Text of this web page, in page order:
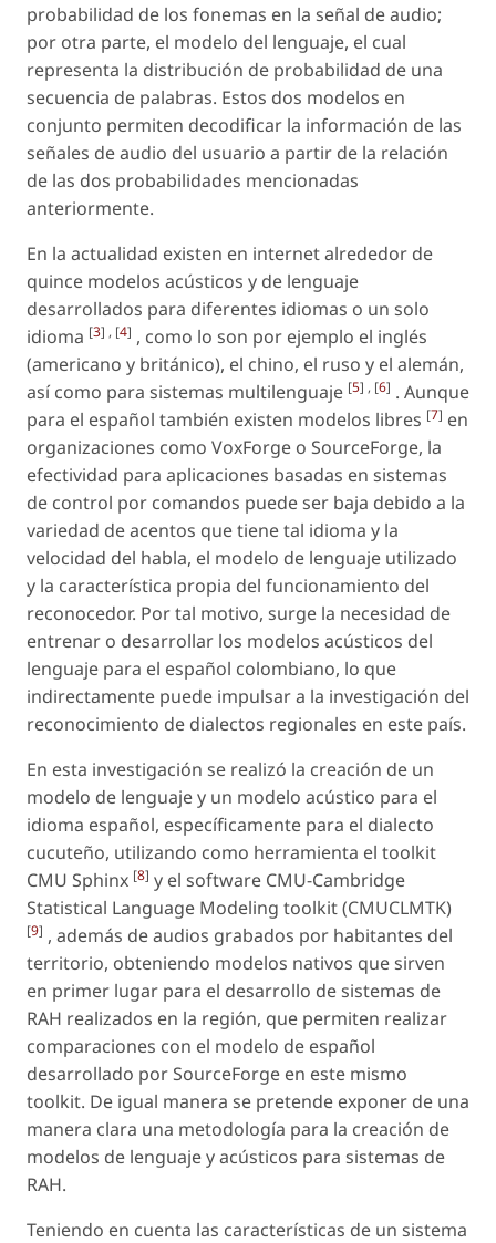
probabilidad de los fonemas en la señal de audio;
por otra parte, el modelo del lenguaje, el cual
representa la distribución de probabilidad de una
secuencia de palabras. Estos dos modelos en
conjunto permiten decodificar la información de las
señales de audio del usuario a partir de la relación
de las dos probabilidades mencionadas
anteriormente.
En la actualidad existen en internet alrededor de
quince modelos acústicos y de lenguaje
desarrollados para diferentes idiomas o un solo
idioma [3] , [4] , como lo son por ejemplo el inglés
(americano y británico), el chino, el ruso y el alemán,
así como para sistemas multilenguaje [5] , [6] . Aunque
para el español también existen modelos libres [7] en
organizaciones como VoxForge o SourceForge, la
efectividad para aplicaciones basadas en sistemas
de control por comandos puede ser baja debido a la
variedad de acentos que tiene tal idioma y la
velocidad del habla, el modelo de lenguaje utilizado
y la característica propia del funcionamiento del
reconocedor. Por tal motivo, surge la necesidad de
entrenar o desarrollar los modelos acústicos del
lenguaje para el español colombiano, lo que
indirectamente puede impulsar a la investigación del
reconocimiento de dialectos regionales en este país.
En esta investigación se realizó la creación de un
modelo de lenguaje y un modelo acústico para el
idioma español, específicamente para el dialecto
cucuteño, utilizando como herramienta el toolkit
CMU Sphinx [8] y el software CMU-Cambridge
Statistical Language Modeling toolkit (CMUCLMTK)
[9] , además de audios grabados por habitantes del
territorio, obteniendo modelos nativos que sirven
en primer lugar para el desarrollo de sistemas de
RAH realizados en la región, que permiten realizar
comparaciones con el modelo de español
desarrollado por SourceForge en este mismo
toolkit. De igual manera se pretende exponer de una
manera clara una metodología para la creación de
modelos de lenguaje y acústicos para sistemas de
RAH.
Teniendo en cuenta las características de un sistema